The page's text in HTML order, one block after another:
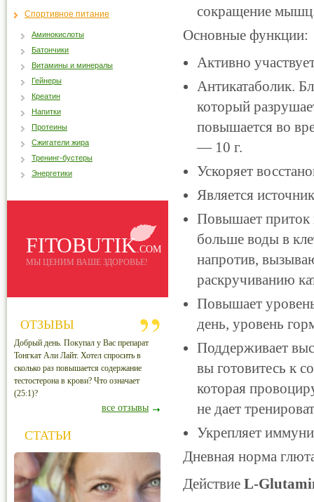
сокращение
Основные функции:
Активно
Антикатаболик.
который
повышается во
— 10 г.
Ускоряет
Является
Повышает приток
больше воды в
напротив,
раскручиванию
Повышает
день, уровень
Поддерживает
вы готовитесь к
которая
не дает
Укрепляет
Дневная норма
Действие L-
Спортивное питание
Аминокислоты
Батончики
Витамины и минералы
Гейнеры
Креатин
Напитки
Протеины
Сжигатели жира
Тренинг-бустеры
Энергетики
FITOBUTIK.COM
МЫ ЦЕНИМ ВАШЕ ЗДОРОВЬЕ!
ОТЗЫВЫ
Добрый день. Покупал у Вас препарат
Тонгкат Али Лайт. Хотел спросить в
сколько раз повышается содержание
тестостерона в крови? Что означает
(25:1)?
все отзывы
СТАТЬИ